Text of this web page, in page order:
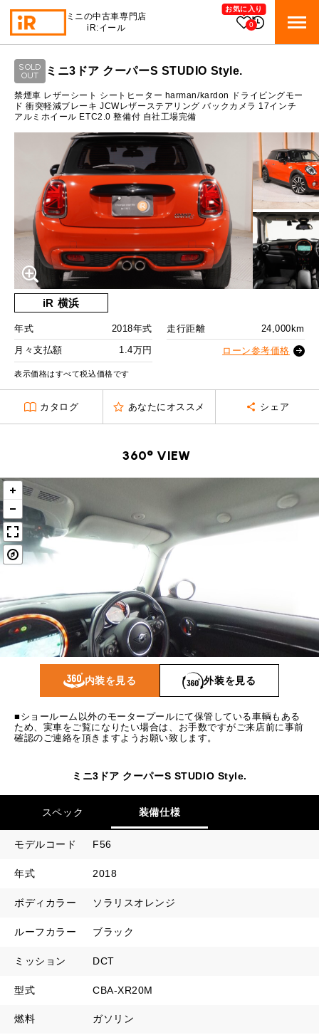
ミニの中古車専門店
iR:イール
お気に入り
0
BMW MINI BMWミニ 在庫検索
ROVER MINI ローバーミニ 在庫検索
TRADE 買取
TOP
iRの買取が他社よりも高い理由
売却手順
必要書類
iRで愛車を売却されたお客様の声
BMWミニ買取査定依頼
ローバーミニ買取査定依頼
MAINTENANCE メンテナンス
TOP
BMWミニ メンテナンス
ローバーミニ メンテナンス
最近の修理実績
BLOG & MEDIA ブログ＆メディア
TOP
スタッフブログ
User's Voice 購入者様の声
Movie
MINI KNOWLEDGE ミニナレッジ
BMWミニナレッジ
ローバーミニナレッジ
ABOUT iR iRについて
会社概要
MAP
RECRUIT 採用情報
工場
お問い合わせ
サービス工場
iR TECH FACTORY
ROVER MINI
iR MAKERS
TEL
MAP
買取
査定依頼
来店予約
営業時間
10:00～18:00
定休日
月曜日（祝日の場合は火曜日）
月々支払額
262.3 万円
30 万円
支払回数 84 回
ボーナス支払回数/年 回
内訳
2回目以降 19,300 円
ボーナス月追加額 円
残価ローンの場合
総支払額 272.8 万円
頭金 30 万円
残価
支払回数
内訳
1回目 16,502 円
2回目以降 14,000
ボーナス月数 14 回
SOLD
OUT
ミニ3ドア クーパーS STUDIO Style.
禁煙車 レザーシート シートヒーター harman/kardon ドライビングモー
ド 衝突軽減ブレーキ JCWレザーステアリング バックカメラ 17インチ
アルミホイール ETC2.0 整備付 自社工場完備
iR 横浜
年式 2018年式 走行距離
24,000km
月々支払額
1.4万円 ローン参考価格
表示価格はすべて税込価格です
カタログ あなたにオススメ シェア
360° VIEW
内装を見る 外装を見る
■ショールーム以外のモータープールにて保管している車輌もある
ため、実車をご覧になりたい場合は、お手数ですがご来店前に事前
確認のご連絡を頂きますようお願い致します。
ミニ3ドア クーパーS STUDIO Style.
スペック 装備仕様
モデルコード F56
年式 2018
ボディカラー ソラリスオレンジ
ルーフカラー ブラック
ミッション DCT
型式 CBA-XR20M
燃料 ガソリン